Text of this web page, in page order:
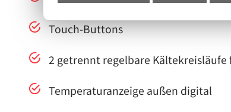
Touch-Buttons
2 getrennt regelbare
Temperaturanzeige außen digital